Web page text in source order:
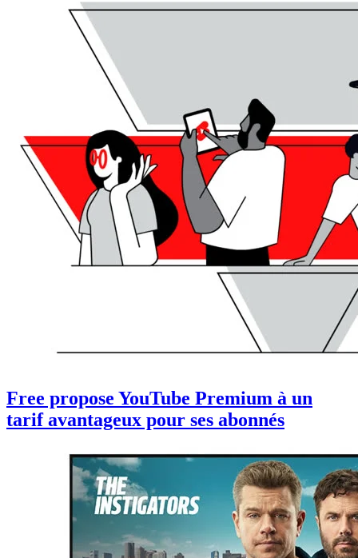
Free propose YouTube Premium à un
tarif avantageux pour ses abonnés